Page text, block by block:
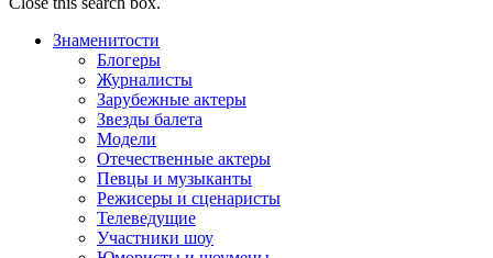
Знаменитости
Блогеры
Журналисты
Зарубежные актеры
Звезды балета
Модели
Отечественные актеры
Певцы и музыканты
Режисеры и сценаристы
Телеведущие
Участники шоу